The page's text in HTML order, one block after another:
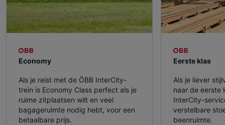
Economy
Als je reist met de ÖBB InterCity-
trein is Economy Class perfect als je
ruime zitplaatsen wilt en veel
bagageruimte nodig hebt, voor een
betaalbare prijs.
Eerste klas
Als je liever
naar de eerste
InterCity-
verstelbare
beenruimte.